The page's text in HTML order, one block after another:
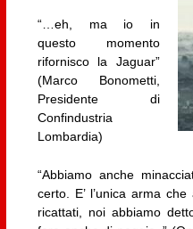
“…eh, ma io in
questo momento
rifornisco la Jaguar”
(Marco Bonometti,
Presidente di
Confindustria
Lombardia)
“Abbiamo anche
certo. E’ l’unica arma
ricattati, noi abbiamo